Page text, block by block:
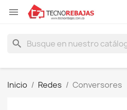

search
Inicio Redes Conversores